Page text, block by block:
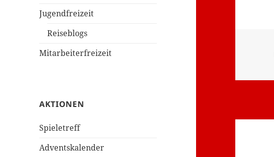
Jugendfreizeit
Reiseblogs
Mitarbeiterfreizeit
AKTIONEN
Spieletreff
Adventskalender